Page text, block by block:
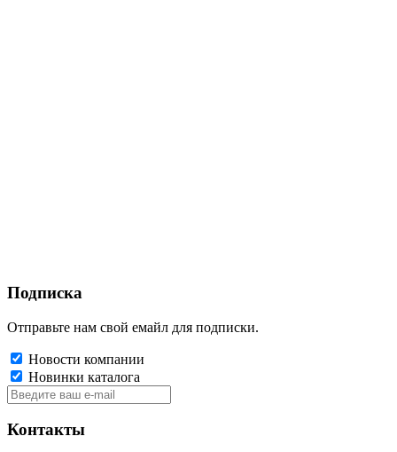
Подписка
Отправьте нам свой емайл для подписки.
Новости компании
Новинки каталога
Контакты